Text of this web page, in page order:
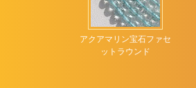
ブラックスピネル
ブラックトルマリン
彫刻された平らな梨
アクアマリン宝石ファセ
ットラウンド